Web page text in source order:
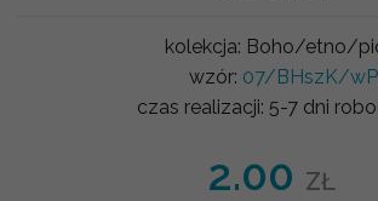
kolekcja: Boho/etno/
wzór: 07/BHszK/wP
czas realizacji: 5-7 dni
2.00 ZŁ